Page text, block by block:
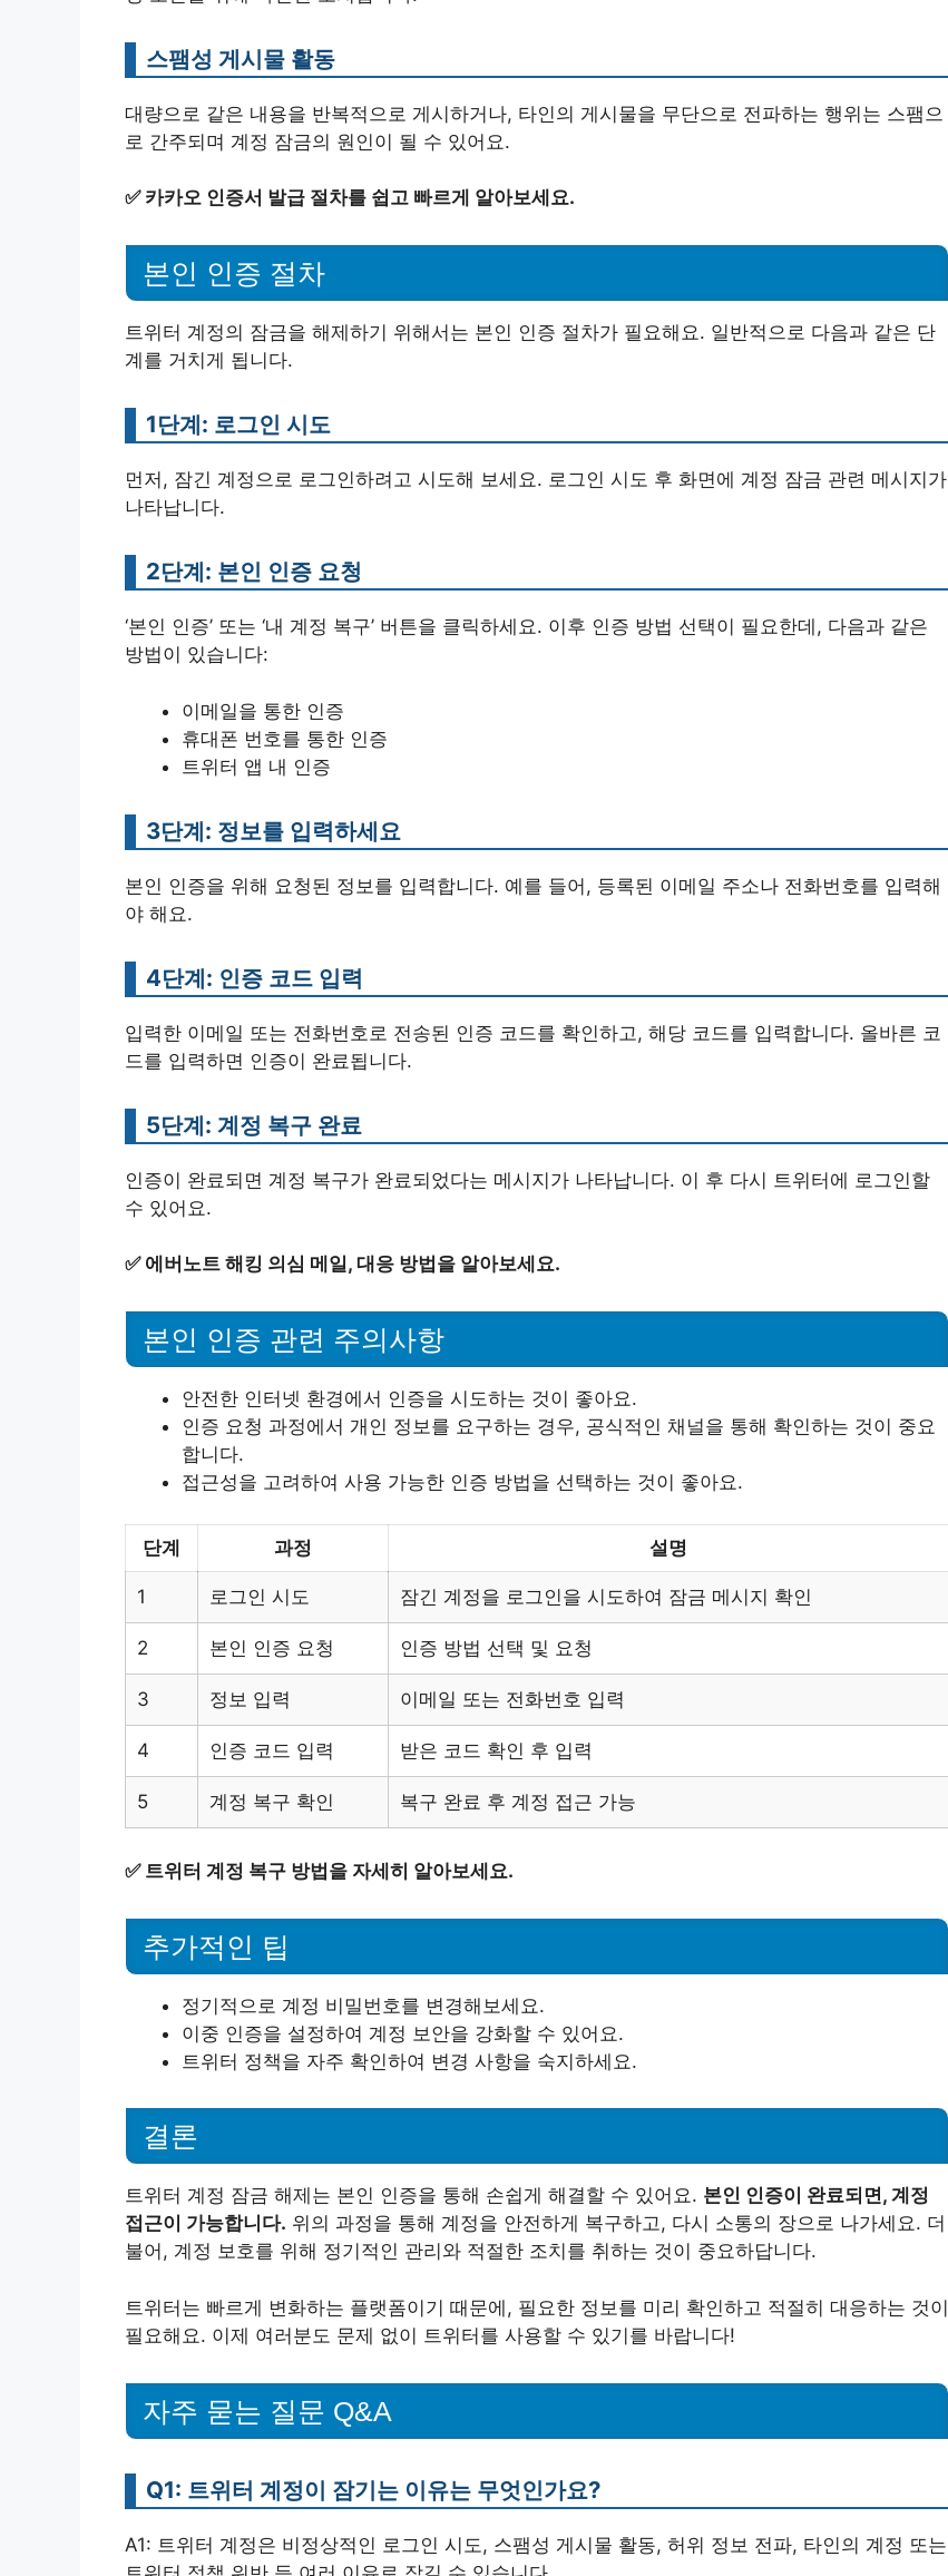
스팸성 게시물 활동
대량으로 같은 내용을 반복적으로 게시하거나, 타인의 게시물을 무단으로 전파하는 행위는 스팸으
로 간주되며 계정 잠금의 원인이 될 수 있어요.
✅ 카카오 인증서 발급 절차를 쉽고 빠르게 알아보세요.
본인 인증 절차
트위터 계정의 잠금을 해제하기 위해서는 본인 인증 절차가 필요해요. 일반적으로 다음과 같은 단
계를 거치게 됩니다.
1단계: 로그인 시도
먼저, 잠긴 계정으로 로그인하려고 시도해 보세요. 로그인 시도 후 화면에 계정 잠금 관련 메시지가
나타납니다.
2단계: 본인 인증 요청
‘본인 인증’ 또는 ‘내 계정 복구’ 버튼을 클릭하세요. 이후 인증 방법 선택이 필요한데, 다음과 같은
방법이 있습니다:
이메일을 통한 인증
휴대폰 번호를 통한 인증
트위터 앱 내 인증
3단계: 정보를 입력하세요
본인 인증을 위해 요청된 정보를 입력합니다. 예를 들어, 등록된 이메일 주소나 전화번호를 입력해
야 해요.
4단계: 인증 코드 입력
입력한 이메일 또는 전화번호로 전송된 인증 코드를 확인하고, 해당 코드를 입력합니다. 올바른 코
드를 입력하면 인증이 완료됩니다.
5단계: 계정 복구 완료
인증이 완료되면 계정 복구가 완료되었다는 메시지가 나타납니다. 이 후 다시 트위터에 로그인할
수 있어요.
✅ 에버노트 해킹 의심 메일, 대응 방법을 알아보세요.
본인 인증 관련 주의사항
안전한 인터넷 환경에서 인증을 시도하는 것이 좋아요.
인증 요청 과정에서 개인 정보를 요구하는 경우, 공식적인 채널을 통해 확인하는 것이 중요
합니다.
접근성을 고려하여 사용 가능한 인증 방법을 선택하는 것이 좋아요.
단계 과정 설명
1 로그인 시도 잠긴 계정을 로그인을 시도하여 잠금 메시지 확인
2 본인 인증 요청 인증 방법 선택 및 요청
3 정보 입력 이메일 또는 전화번호 입력
4 인증 코드 입력 받은 코드 확인 후 입력
5 계정 복구 확인 복구 완료 후 계정 접근 가능
✅ 트위터 계정 복구 방법을 자세히 알아보세요.
추가적인 팁
정기적으로 계정 비밀번호를 변경해보세요.
이중 인증을 설정하여 계정 보안을 강화할 수 있어요.
트위터 정책을 자주 확인하여 변경 사항을 숙지하세요.
결론
트위터 계정 잠금 해제는 본인 인증을 통해 손쉽게 해결할 수 있어요. 본인 인증이 완료되면, 계정
접근이 가능합니다. 위의 과정을 통해 계정을 안전하게 복구하고, 다시 소통의 장으로 나가세요. 더
불어, 계정 보호를 위해 정기적인 관리와 적절한 조치를 취하는 것이 중요하답니다.
트위터는 빠르게 변화하는 플랫폼이기 때문에, 필요한 정보를 미리 확인하고 적절히 대응하는 것이
필요해요. 이제 여러분도 문제 없이 트위터를 사용할 수 있기를 바랍니다!
자주 묻는 질문 Q&A
Q1: 트위터 계정이 잠기는 이유는 무엇인가요?
A1: 트위터 계정은 비정상적인 로그인 시도, 스팸성 게시물 활동, 허위 정보 전파, 타인의 계정 또는